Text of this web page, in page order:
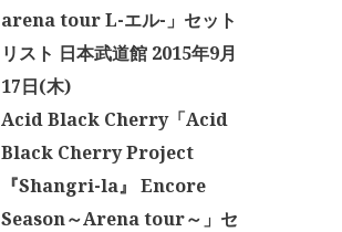
arena tour L-エル-」セット
リスト 日本武道館 2015年9月
17日(木)
Acid Black Cherry「Acid
Black Cherry Project
『Shangri-la』 Encore
Season～Arena tour～」セ